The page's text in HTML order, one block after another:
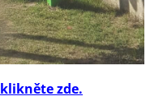
klikněte zde.